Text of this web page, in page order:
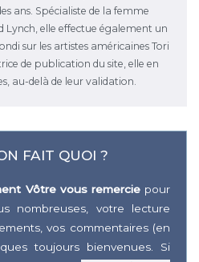
ans. Spécialiste de la femme
elle effectue également un
sur les artistes américaines Tori
de publication du site, elle en
au-delà de leur validation.
FAIT QUOI ?
Vôtre vous remerciepour
nombreuses, votre lecture
vos commentaires (en
toujours bienvenues. Si